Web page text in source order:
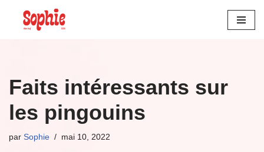
Aller
Faits intéressants sur
les pingouins
par Sophie mai 10, 2022